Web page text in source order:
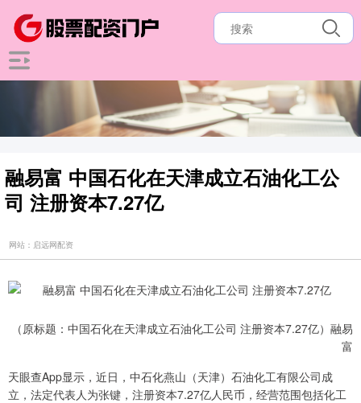
融易富 中国石化在天津成立石油化工公
司 注册资本7.27亿
网站：启远网配资
（原标题：中国石化在天津成立石油化工公司 注册资本7.27亿）融易
富
天眼查App显示，近日，中石化燕山（天津）石油化工有限公司成
立，法定代表人为张键，注册资本7.27亿人民币，经营范围包括化工